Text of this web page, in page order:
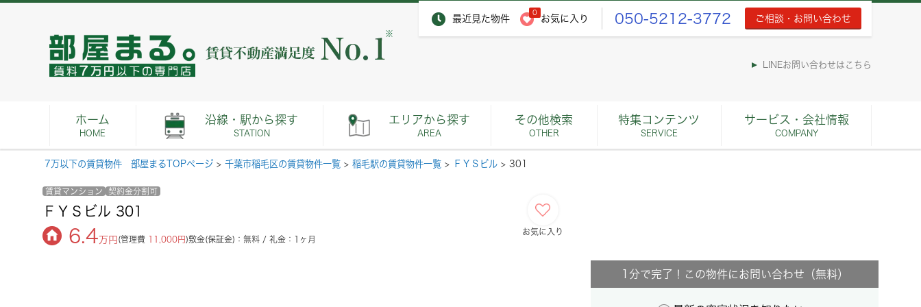
最近見た物件
0
お気に入り 050-5212-3772 ご相談・お問い合わせ
※
LINEお問い合わせはこちら
ホーム
HOME
沿線・駅から探す
STATION
エリアから探す
AREA
その他検索
OTHER
特集コンテンツ
SERVICE
サービス・会社情報
COMPANY
7万以下の賃貸物件 部屋まるTOPページ > 千葉市稲毛区の賃貸物件一覧 > 稲毛駅の賃貸物件一覧 > ＦＹＳビル > 301
賃貸マンション 契約金分割可
ＦＹＳビル 301
6.4 万円 (管理費 11,000円)敷金(保証金)：無料 / 礼金：1ヶ月
お気に入り
1分で完了！この物件にお問い合わせ（無料）